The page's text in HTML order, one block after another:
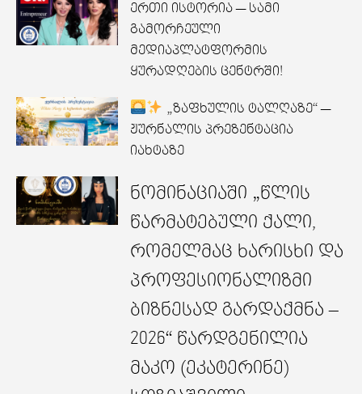
ერთი ისტორია — სამი
გამორჩეული
მედიაპლატფორმის
ყურადღების ცენტრში!
„ზაფხულის ტალღაზე“ —
ჟურნალის პრეზენტაცია
იახტაზე
ნომინაციაში „წლის
წარმატებული ქალი,
რომელმაც ხარისხი და
პროფესიონალიზმი
ბიზნესად გარდაქმნა –
2026“ წარდგენილია
მაკო (ეკატერინე)